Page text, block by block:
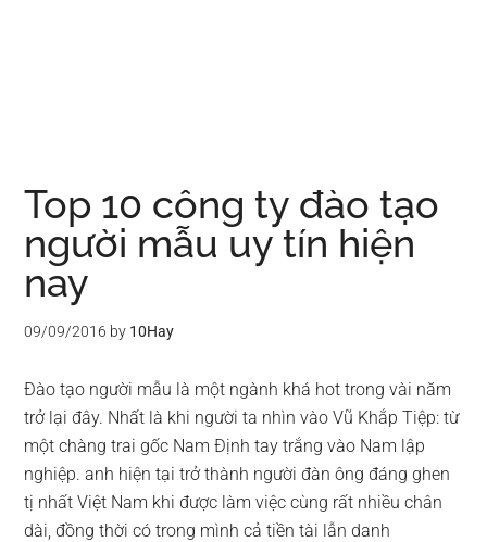
Top 10 công ty đào tạo
người mẫu uy tín hiện
nay
09/09/2016 by 10Hay
Đào tạo người mẫu là một ngành khá hot trong vài năm
trở lại đây. Nhất là khi người ta nhìn vào Vũ Khắp Tiệp: từ
một chàng trai gốc Nam Định tay trắng vào Nam lập
nghiệp. anh hiện tại trở thành người đàn ông đáng ghen
tị nhất Việt Nam khi được làm việc cùng rất nhiều chân
dài, đồng thời có trong mình cả tiền tài lẫn danh